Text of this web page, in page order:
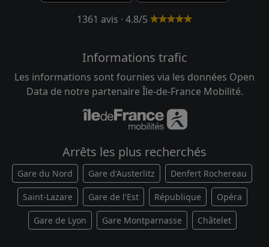
1361 avis · 4.8/5
Informations trafic
Les informations sont fournies via les données Open
Data de notre partenaire Île-de-France Mobilité.
Arrêts les plus recherchés
Gare du Nord Gare d'Austerlitz Denfert Rochereau
Saint-Lazare Gare de l'Est République Opéra
Gare de Lyon Gare Montparnasse Châtelet